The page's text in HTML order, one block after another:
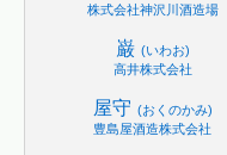
株式会社神沢川酒造場
巌 (いわお)
高井株式会社
屋守 (おくのかみ)
豊島屋酒造株式会社